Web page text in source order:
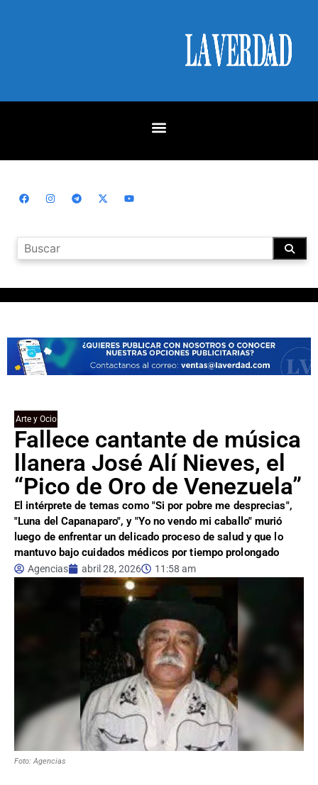
Arte y Ocio
Fallece cantante de música
llanera José Alí Nieves, el
“Pico de Oro de Venezuela”
El intérprete de temas como "Si por pobre me desprecias",
"Luna del Capanaparo", y "Yo no vendo mi caballo" murió
luego de enfrentar un delicado proceso de salud y que lo
mantuvo bajo cuidados médicos por tiempo prolongado
Agencias abril 28, 2026 11:58 am
Foto: Agencias